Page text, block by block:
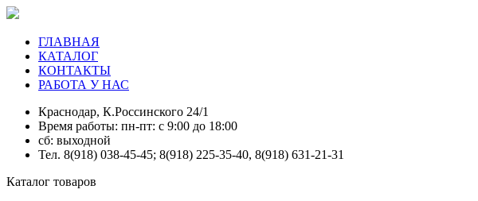
ГЛАВНАЯ
КАТАЛОГ
КОНТАКТЫ
РАБОТА У НАС
Краснодар, К.Россинского 24/1
Время работы: пн-пт: с 9:00 до 18:00
сб: выходной
Тел. 8(918) 038-45-45; 8(918) 225-35-40, 8(918) 631-21-31
Каталог товаров